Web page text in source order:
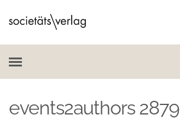
events2authors 2879